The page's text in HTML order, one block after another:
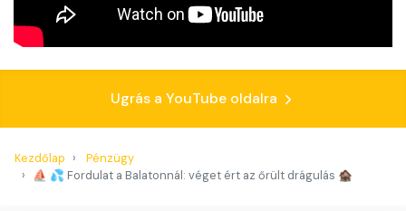
Ugrás a YouTube oldalra
Kezdőlap
Pénzügy
⛵️ 💦 Fordulat a Balatonnál: véget ért az őrült drágulás 🏚️